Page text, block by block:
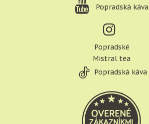
Popradská káva
Popradské
Mistral tea
Popradská káva